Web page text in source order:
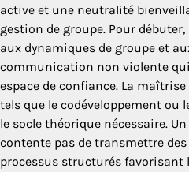
active et une neutralité
gestion de groupe. Pour
aux dynamiques de groupe et
communication non violente
espace de confiance. La
tels que le codéveloppement ou
le socle théorique nécessaire.
contente pas de transmettre
processus structurés favorisant